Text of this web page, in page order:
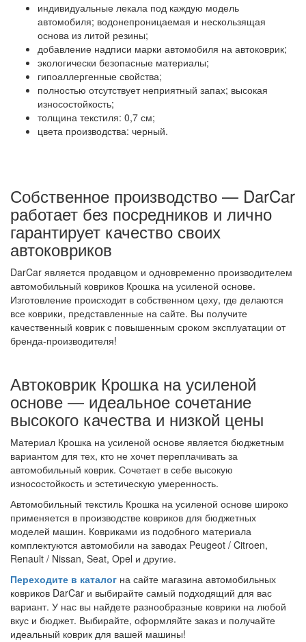
индивидуальные лекала под каждую модель
автомобиля; водонепроницаемая и нескользящая
основа из литой резины;
добавление надписи марки автомобиля на автоковрик;
экологически безопасные материалы;
гипоаллергенные свойства;
полностью отсутствует неприятный запах; высокая
износостойкость;
толщина текстиля: 0,7 см;
цвета производства: черный.
Собственное производство — DarCar
работает без посредников и лично
гарантирует качество своих
автоковриков
DarCar является продавцом и одновременно производителем
автомобильный ковриков Крошка на усиленой основе.
Изготовление происходит в собственном цеху, где делаются
все коврики, представленные на сайте. Вы получите
качественный коврик с повышенным сроком эксплуатации от
бренда-производителя!
Автоковрик Крошка на усиленой
основе — идеальное сочетание
высокого качества и низкой цены
Материал Крошка на усиленой основе является бюджетным
вариантом для тех, кто не хочет переплачивать за
автомобильный коврик. Сочетает в себе высокую
износостойкость и эстетическую умеренность.
Автомобильный текстиль Крошка на усиленой основе широко
применяется в производстве ковриков для бюджетных
моделей машин. Ковриками из подобного материала
комплектуются автомобили на заводах Peugeot / Citroen,
Renault / Nissan, Seat, Opel и другие.
Переходите в каталог на сайте магазина автомобильных
ковриков DarCar и выбирайте самый подходящий для вас
вариант. У нас вы найдете разнообразные коврики на любой
вкус и бюджет. Выбирайте, оформляйте заказ и получайте
идеальный коврик для вашей машины!